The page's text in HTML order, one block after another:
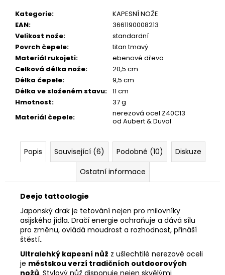
Kategorie:
KAPESNÍ NOŽE
EAN:
3661190008213
Velikost nože:
standardní
Povrch čepele:
titan tmavý
Materiál rukojeti:
ebenové dřevo
Celková délka nože:
20,5 cm
Délka čepele:
9,5 cm
Délka ve složeném stavu: 11 cm
Hmotnost:
37 g
Materiál čepele:
nerezová ocel Z40C13
od Aubert & Duval
Popis Související (6) Podobné (10)
Diskuze
Ostatní informace
Deejo tattoologie
Japonský drak je tetování nejen pro milovníky
asijského jídla. Dračí energie ochraňuje a dává sílu
pro změnu, ovládá moudrost a rozhodnost, přináší
štěstí.
Ultralehký kapesní nůž z ušlechtilé nerezové oceli
je městskou verzí tradičních outdoorových
nožů. Stylový nůž disponuje nejen skvělými